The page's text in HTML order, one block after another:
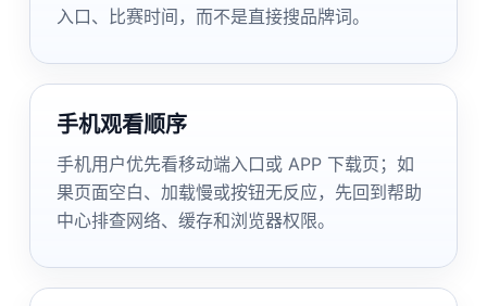
入口、比赛时间，而不是直接搜品牌词。
手机观看顺序
手机用户优先看移动端入口或 APP 下载页；如
果页面空白、加载慢或按钮无反应，先回到帮助
中心排查网络、缓存和浏览器权限。